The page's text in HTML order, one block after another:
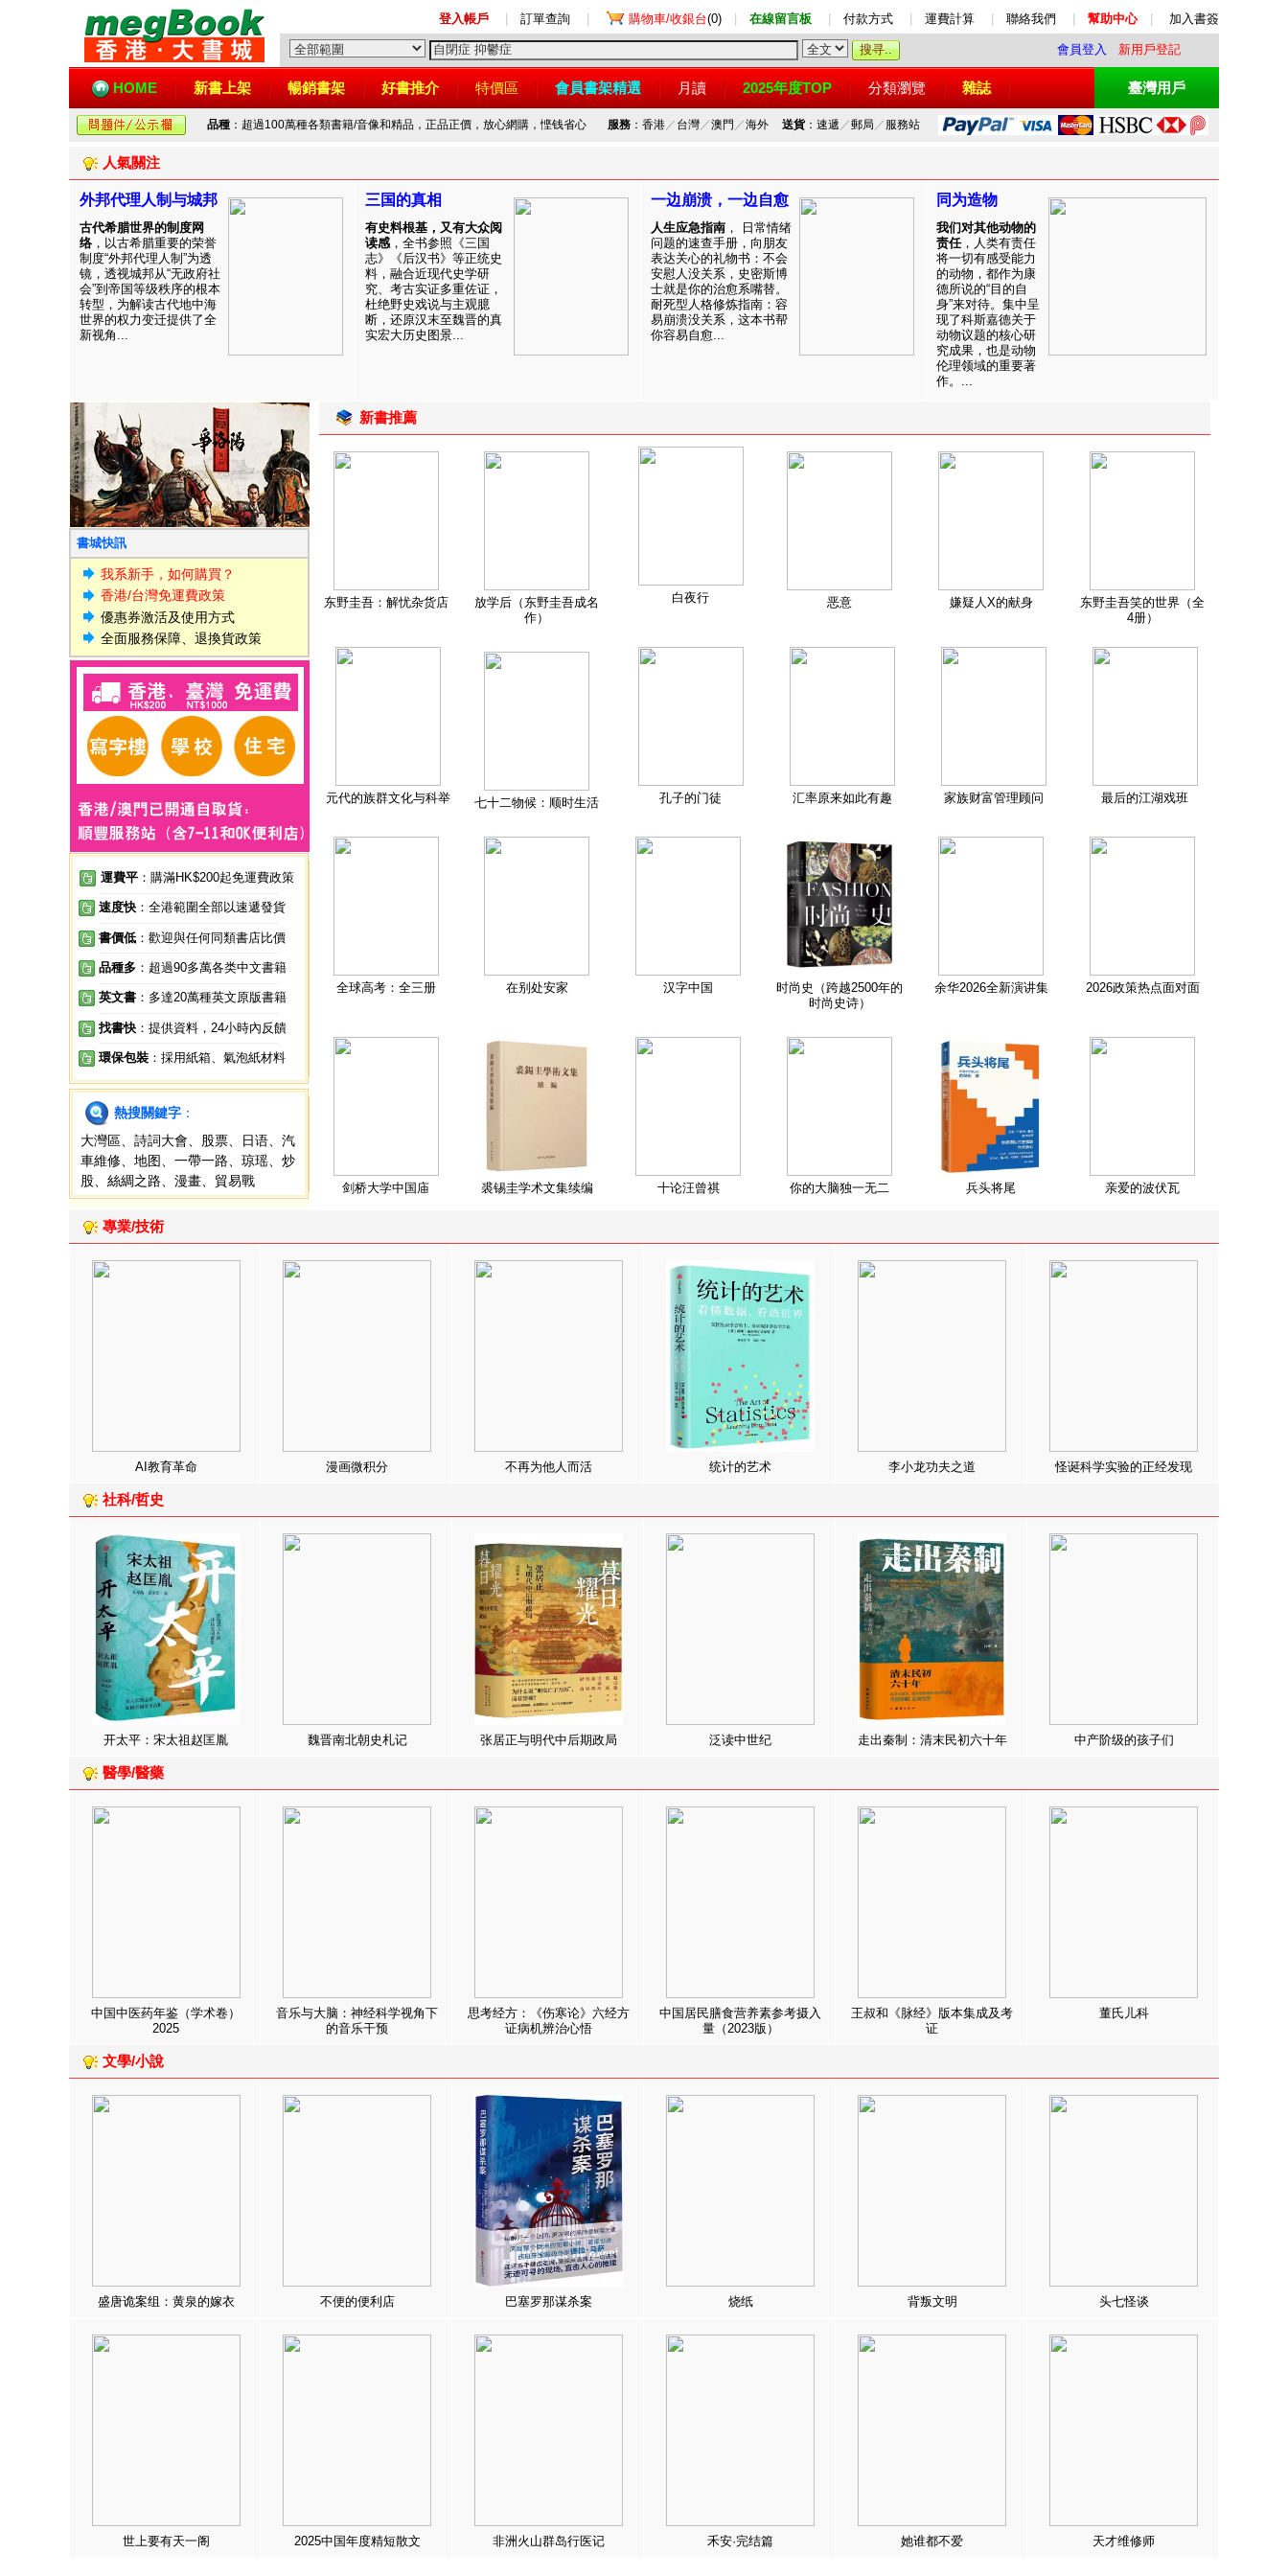
登入帳戶 訂單查詢 購物車/收銀台(0) 在線留言板 付款方式 運費計算 聯絡我們 幫助中心 加入書簽
會員登入 新用戶登記
HOME 新書上架 暢銷書架 好書推介 特價區 會員書架精選 月讀 2025年度TOP 分類瀏覽 雜誌 臺灣用戶
品種 ：超過100萬種各類書籍/音像和精品，正品正價，放心網購，悭钱省心 服務：香港／ 台灣／澳門 ／海外 送貨：速遞 ／郵局 ／ 服務站
人氣關注
外邦代理人制与城邦
古代希腊世界的制度网
络 ，以古希腊重要的荣誉
制度“外邦代理人制”为透
镜，透视城邦从“无政府社
会”到帝国等级秩序的根本
转型，为解读古代地中海
世界的权力变迁提供了全
新视角...
三国的真相
有史料根基，又有大众阅
读感 ，全书参照《三国
志》《后汉书》等正统史
料，融合近现代史学研
究、考古实证多重佐证，
杜绝野史戏说与主观臆
断，还原汉末至魏晋的真
实宏大历史图景...
一边崩溃，一边自愈
人生应急指南 ， 日常情绪
问题的速查手册，向朋友
表达关心的礼物书：不会
安慰人没关系，史密斯博
士就是你的治愈系嘴替。
耐死型人格修炼指南：容
易崩溃没关系，这本书帮
你容易自愈...
同为造物
我们对其他动物的
责任，人类有责任
将一切有感受能力
的动物，都作为康
德所说的“目的自
身”来对待。集中呈
现了科斯嘉德关于
动物议题的核心研
究成果，也是动物
伦理领域的重要著
作。...
書城快訊
我系新手，如何購買？
香港/台灣免運費政策
優惠券激活及使用方式
全面服務保障、退換貨政策
運費平 ：購滿HK$200起免運費政策
速度快 ：全港範圍全部以速遞發貨
書價低 ：歡迎與任何同類書店比價
品種多 ：超過90多萬各类中文書籍
英文書 ：多達20萬種英文原版書籍
找書快 ：提供資料，24小時內反饋
環保包裝 ：採用紙箱、氣泡紙材料
熱搜關鍵字 ：
大灣區
詩詞大會 股票 日语
汽
車維修
地图 一帶一路 琼瑶
炒
股
絲綢之路 漫畫 貿易戰
新書推薦
东野圭吾：解忧杂货店
放学后（东野圭吾成名
作）
白夜行 恶意 嫌疑人X的献身
东野圭吾笑的世界（全
4册）
元代的族群文化与科举 七十二物候：顺时生活 孔子的门徒 汇率原来如此有趣 家族财富管理顾问 最后的江湖戏班
全球高考：全三册 在别处安家 汉字中国
时尚史（跨越2500年的
时尚史诗）
余华2026全新演讲集 2026政策热点面对面
剑桥大学中国庙 裘锡圭学术文集续编 十论汪曾祺 你的大脑独一无二 兵头将尾 亲爱的波伏瓦
專業/技術
AI教育革命 漫画微积分 不再为他人而活 统计的艺术 李小龙功夫之道 怪诞科学实验的正经发现
社科/哲史
开太平：宋太祖赵匡胤 魏晋南北朝史札记 张居正与明代中后期政局 泛读中世纪 走出秦制：清末民初六十年 中产阶级的孩子们
醫學/醫藥
中国中医药年鉴（学术卷）
2025
音乐与大脑：神经科学视角下
的音乐干预
思考经方：《伤寒论》六经方
证病机辨治心悟
中国居民膳食营养素参考摄入
量（2023版）
王叔和《脉经》版本集成及考
证
董氏儿科
文學/小說
盛唐诡案组：黄泉的嫁衣 不便的便利店 巴塞罗那谋杀案 烧纸 背叛文明 头七怪谈
世上要有天一阁 2025中国年度精短散文 非洲火山群岛行医记 禾安·完结篇 她谁都不爱 天才维修师